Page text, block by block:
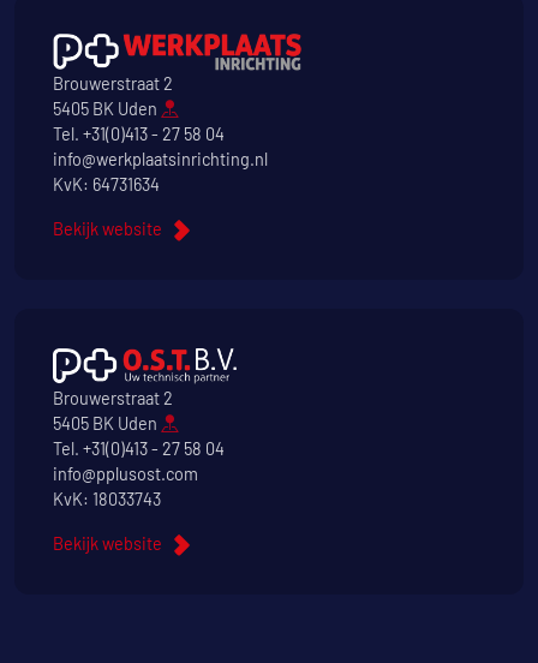
Brouwerstraat 2
5405 BK Uden
Tel. +31(0)413 - 27 58 04
info@werkplaatsinrichting.nl
KvK: 64731634
Bekijk website
Brouwerstraat 2
5405 BK Uden
Tel. +31(0)413 - 27 58 04
info@pplusost.com
KvK: 18033743
Bekijk website